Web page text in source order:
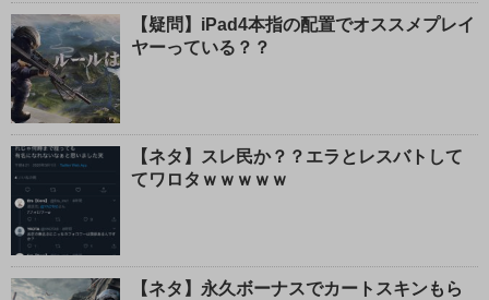
【疑問】iPad4本指の配置でオススメプレイ
ヤーっている？？
【ネタ】スレ民か？？エラとレスバトして
てワロタｗｗｗｗｗ
【ネタ】永久ボーナスでカートスキンもら